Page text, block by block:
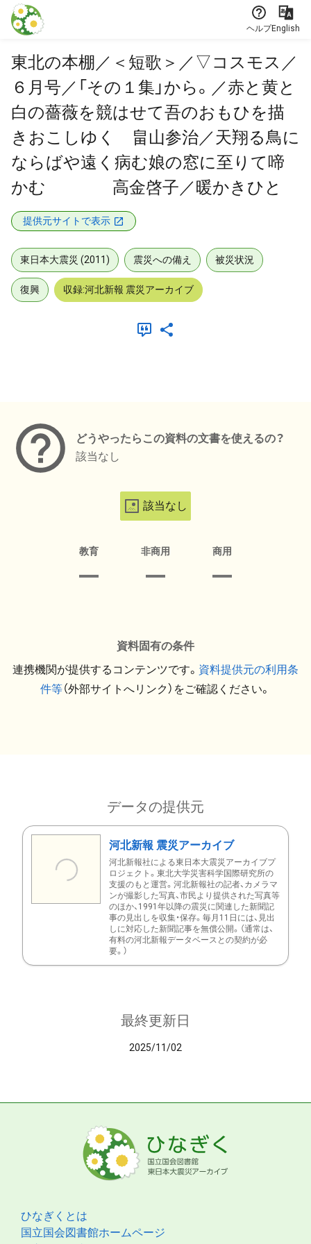
本文に飛ぶ
ヘルプEnglish
東北の本棚／＜短歌＞／▽コスモス／
６月号／「その１集」から。／赤と黄と
白の薔薇を競はせて吾のおもひを描
きおこしゆく 畠山参治／天翔る鳥に
ならばや遠く病む娘の窓に至りて啼
かむ 高金啓子／暖かきひと
提供元サイトで表示
東日本大震災 (2011) 震災への備え 被災状況
復興 収録:河北新報 震災アーカイブ
どうやったらこの資料の文書を使えるの？
該当なし
該当なし
教育 非商用 商用
資料固有の条件
連携機関が提供するコンテンツです。 資料提供元の利用条
件等（外部サイトへリンク）をご確認ください。
データの提供元
河北新報 震災アーカイブ
河北新報社による東日本大震災アーカイブプ
ロジェクト。東北大学災害科学国際研究所の
支援のもと運営。河北新報社の記者、カメラマ
ンが撮影した写真、市民より提供された写真等
のほか、1991年以降の震災に関連した新聞記
事の見出しを収集・保存。毎月11日には、見出
しに対応した新聞記事を無償公開。（通常は、
有料の河北新報データベースとの契約が必
要。）
最終更新日
2025/11/02
ひなぎくとは
国立国会図書館ホームページ